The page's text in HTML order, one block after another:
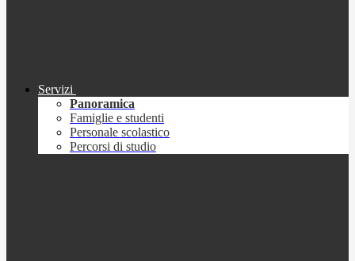
Servizi
Panoramica
Famiglie e studenti
Personale scolastico
Percorsi di studio